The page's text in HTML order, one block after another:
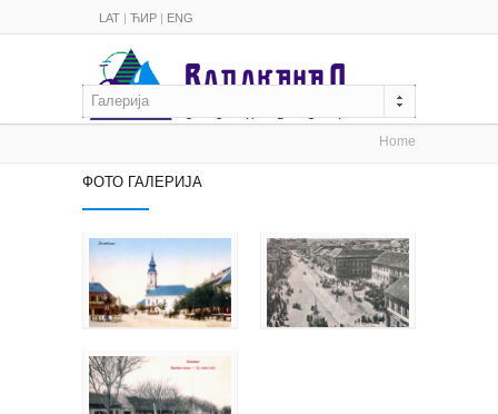
LAT | ЋИР | ENG
Галерија
Home
ФОТО ГАЛЕРИЈА